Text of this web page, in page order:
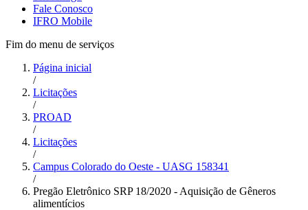
Fale Conosco
IFRO Mobile
Fim do menu de serviços
Página inicial
/
Licitações
/
PROAD
/
Licitações
/
Campus Colorado do Oeste - UASG 158341
/
Pregão Eletrônico SRP 18/2020 - Aquisição de Gêneros
alimentícios